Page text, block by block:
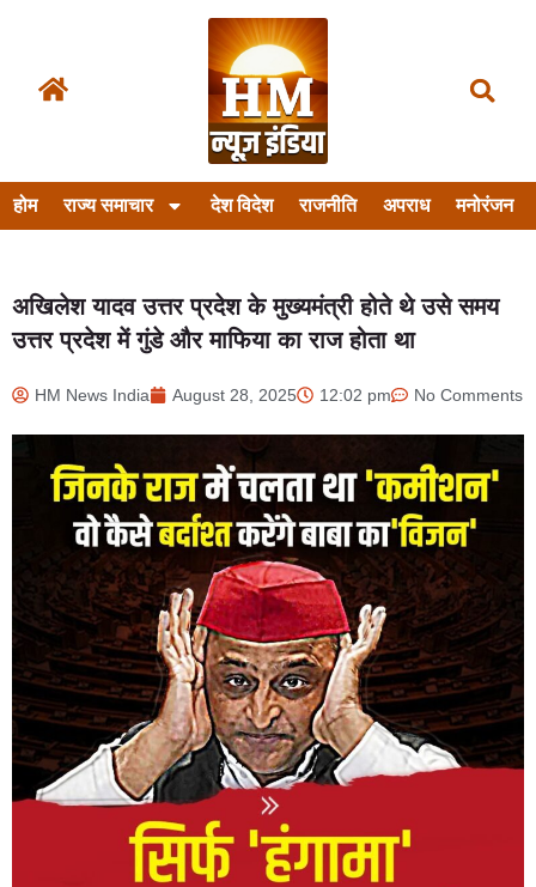
होम राज्य समाचार देश विदेश राजनीति अपराध मनोरंजन
अखिलेश यादव उत्तर प्रदेश के मुख्यमंत्री होते थे उसे समय
उत्तर प्रदेश में गुंडे और माफिया का राज होता था
HM News India August 28, 2025 12:02 pm No Comments